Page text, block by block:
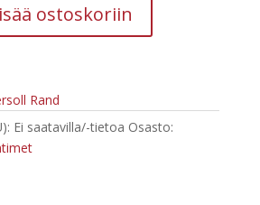
ostoskoriin
Rand
Ei saatavilla/-tietoa Osasto: